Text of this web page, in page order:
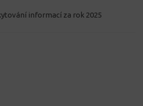
informací za rok 2025